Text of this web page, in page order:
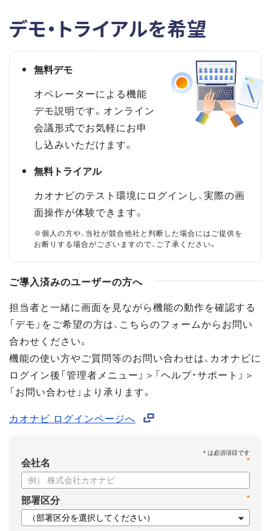
デモ・トライアルを希望
無料デモ
オペレーターによる機能
デモ説明です。オンライン
会議形式でお気軽にお申
し込みいただけます。
無料トライアル
カオナビのテスト環境にログインし、実際の画
面操作が体験できます。
※個人の方や、当社が競合他社と判断した場合にはご提供を
お断りする場合がございますので、ご了承ください。
ご導入済みのユーザーの方へ
担当者と一緒に画面を見ながら機能の動作を確認する
「デモ」をご希望の方は、こちらのフォームからお問い
合わせください。
機能の使い方やご質問等のお問い合わせは、カオナビに
ログイン後「管理者メニュー」＞「ヘルプ・サポート」＞
「お問い合わせ」より承ります。
カオナビ ログインページへ
*
会社名
*
部署区分